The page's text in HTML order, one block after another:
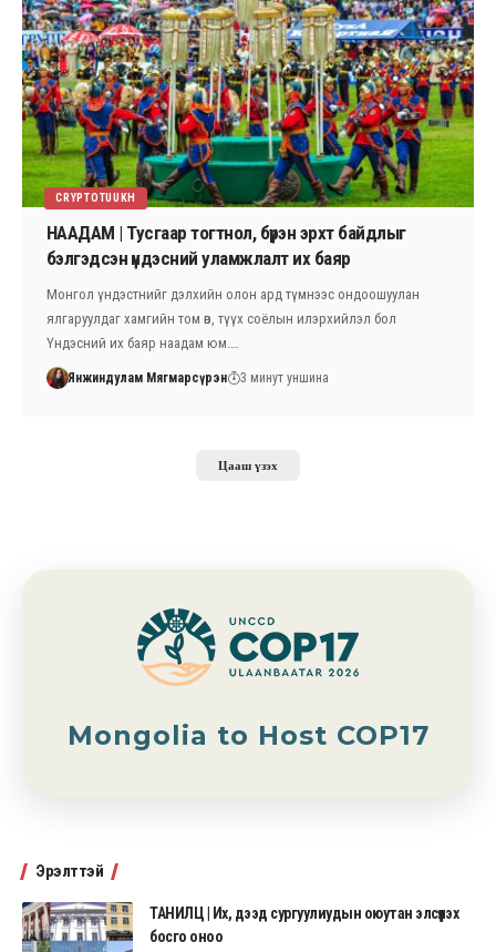
CRYPTOTUUKH
НААДАМ | Тусгаар тогтнол, бүрэн эрхт байдлыг
бэлгэдсэн үндэсний уламжлалт их баяр
Монгол үндэстнийг дэлхийн олон ард түмнээс ондоошуулан
ялгаруулдаг хамгийн том өв, түүх соёлын илэрхийлэл бол
Үндэсний их баяр наадам юм.…
Янжиндулам Мягмарсүрэн 3 минут уншина
Цааш үзэх
Mongolia to Host COP17
Эрэлттэй
ТАНИЛЦ | Их, дээд сургуулиудын оюутан элсүүлэх
босго оноо